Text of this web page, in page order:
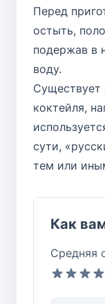
Перед
остыть,
подержав в
воду.
Существует
коктейля,
сути,
тем или
Как
Средняя